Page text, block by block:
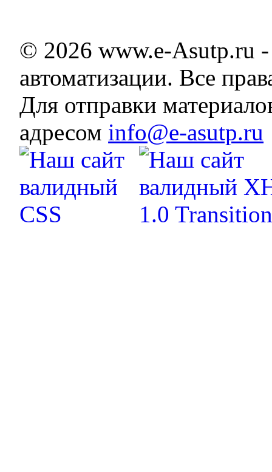
© 2026 www.e-Asutp.ru
автоматизации. Все
Для отправки
адресом info@e-asutp.ru